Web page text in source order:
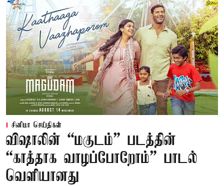
சினிமா செய்திகள்
விஷாலின் “மகுடம்” படத்தின்
“காத்தாக வாழப்போறோம்” பாடல்
வெளியானது